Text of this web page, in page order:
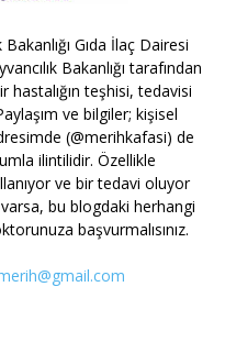
Gıda İlaç Dairesi
Bakanlığı tarafından
teşhisi, tedavisi
ve bilgiler; kişisel
(@merihkafasi) de
ilintilidir. Özellikle
ve bir tedavi oluyor
bu blogdaki herhangi
başvurmalısınız.